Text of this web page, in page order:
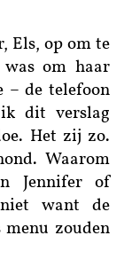
Els, op om te
was om haar
– de telefoon
dit verslag
Het zij zo.
Waarom
Jennifer of
want de
menu zouden